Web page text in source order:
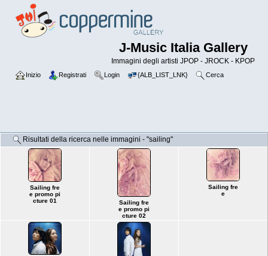
J-Music Italia Gallery
Immagini degli artisti JPOP - JROCK - KPOP
Inizio Registrati Login {ALB_LIST_LNK} Cerca
Risultati della ricerca nelle immagini - "sailing"
Sailing fre
e promo pi
cture 01
Sailing fre
e promo pi
cture 02
Sailing fre
e